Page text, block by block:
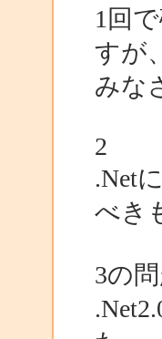
1回
すが、
みな
2
.Net
べき
3の問